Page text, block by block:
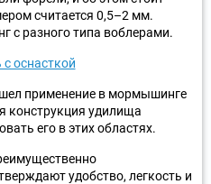
считается 0,5–2 мм.
с разного типа воблерами.
применение в мормышинге
конструкция удилища
его в этих областях.
удобство, легкость и